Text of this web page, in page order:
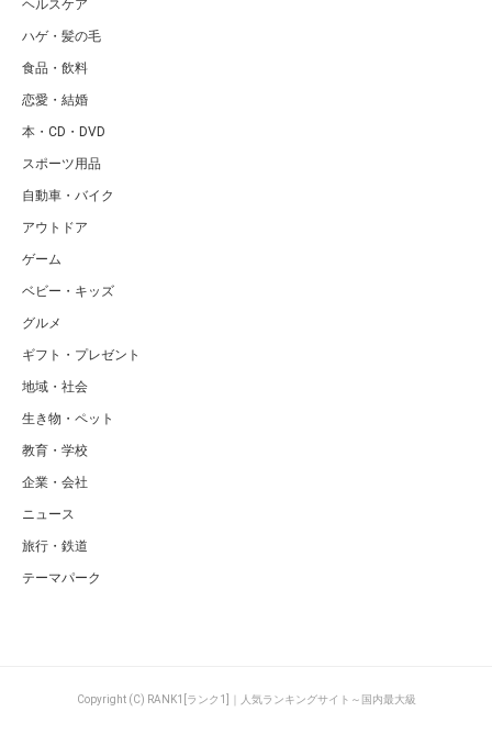
ヘルスケア
ハゲ・髪の毛
食品・飲料
恋愛・結婚
本・CD・DVD
スポーツ用品
自動車・バイク
アウトドア
ゲーム
ベビー・キッズ
グルメ
ギフト・プレゼント
地域・社会
生き物・ペット
教育・学校
企業・会社
ニュース
旅行・鉄道
テーマパーク
Copyright (C) RANK1[ランク1]｜人気ランキングサイト～国内最大級